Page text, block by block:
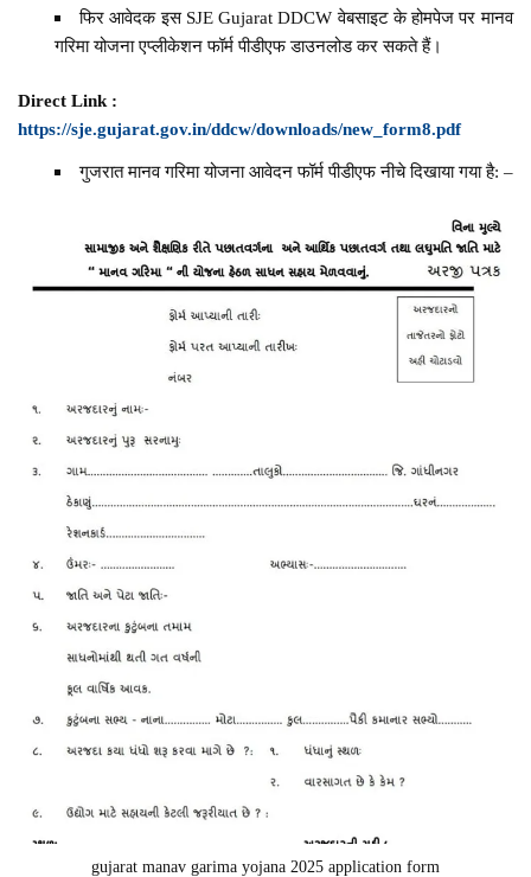
फिर आवेदक इस SJE Gujarat DDCW वेबसाइट के होमपेज पर मानव
गरिमा योजना एप्लीकेशन फॉर्म पीडीएफ डाउनलोड कर सकते हैं।
Direct Link :
https://sje.gujarat.gov.in/ddcw/downloads/new_form8.pdf
गुजरात मानव गरिमा योजना आवेदन फॉर्म पीडीएफ नीचे दिखाया गया है: –
gujarat manav garima yojana 2025 application form